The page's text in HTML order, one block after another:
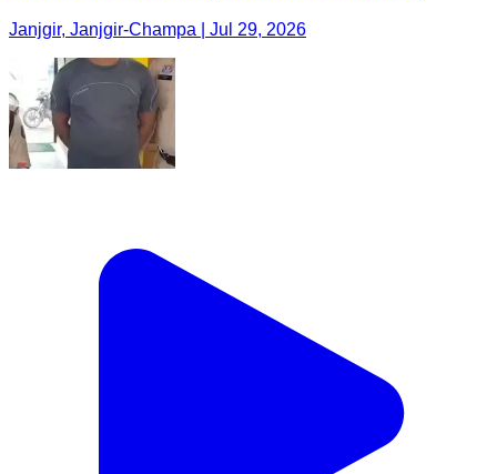
Janjgir, Janjgir-Champa | Jul 29, 2026